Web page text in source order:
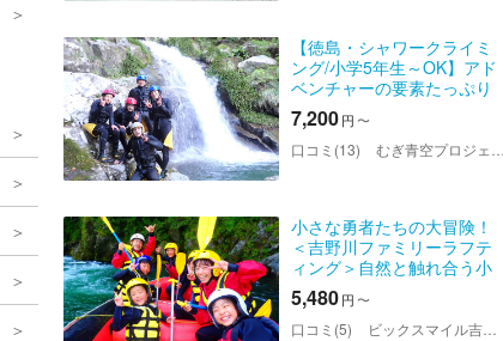
【徳島・シャワークライミ
ング/小学5年生～OK】アド
ベンチャーの要素たっぷり
の爽快アクティビティ
7,200円 〜
口コミ(13) むぎ青空プロジェクト
小さな勇者たちの大冒険！
＜吉野川ファミリーラフテ
ィング＞自然と触れ合う小
学生向けの吉野川ラフティ
ング。家族みんなで激流を
乗り越えて大笑顔になろう
5,480円 〜
口コミ(5) ビックスマイル吉野川ラフティング